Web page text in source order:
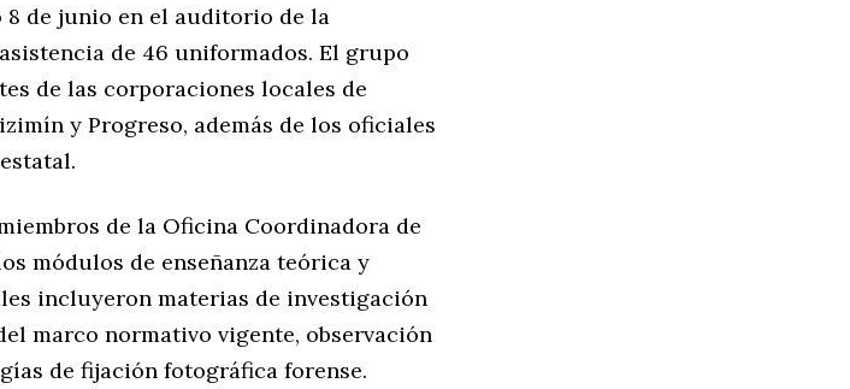
de junio en el auditorio de la
de 46 uniformados. El grupo
de las corporaciones locales de
y Progreso, además de los oficiales
de la Oficina Coordinadora de
módulos de enseñanza teórica y
incluyeron materias de investigación
marco normativo vigente, observación
de fijación fotográfica forense.